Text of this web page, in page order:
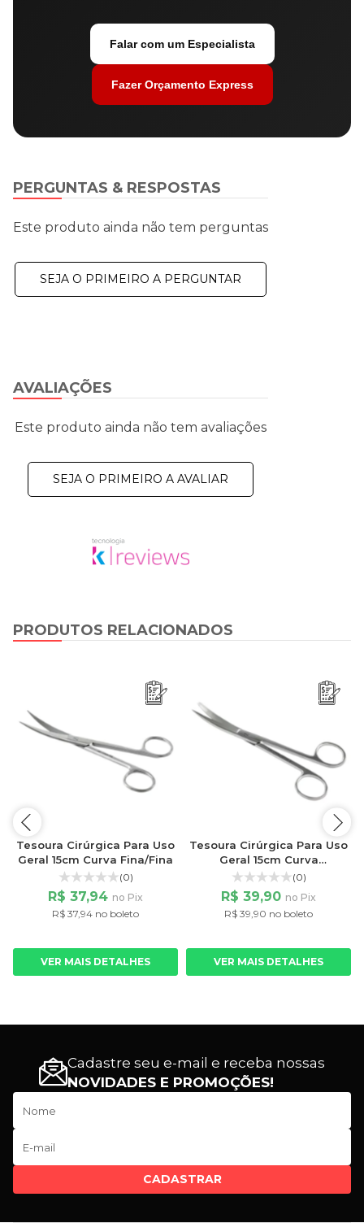
Falar com um Especialista
Fazer Orçamento Express
AVALIAÇÕES
Este produto ainda não tem avaliações
SEJA O PRIMEIRO A AVALIAR
PERGUNTAS & RESPOSTAS
Este produto ainda não tem perguntas
SEJA O PRIMEIRO A PERGUNTAR
PRODUTOS RELACIONADOS
Tesoura Cirúrgica Para Uso
Geral 15cm Curva Fina/Fina
(0)
R$ 37,94 no Pix
R$ 37,94 no boleto
VER MAIS DETALHES
Tesoura Cirúrgica Para Uso
Geral 15cm Curva
Fina/Romba
(0)
R$ 39,90 no Pix
R$ 39,90 no boleto
VER MAIS DETALHES
Cadastre seu e-mail e receba nossas
NOVIDADES E PROMOÇÕES!
CADASTRAR